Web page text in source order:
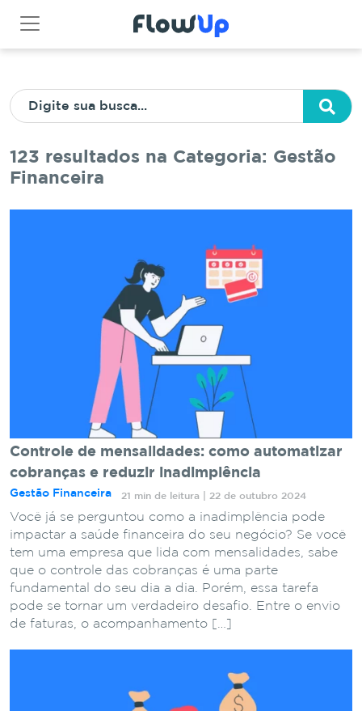
123 resultados na Categoria: Gestão
Financeira
Controle de mensalidades: como automatizar
cobranças e reduzir inadimplência
Gestão Financeira 21 min de leitura | 22 de outubro 2024
Você já se perguntou como a inadimplência pode
impactar a saúde financeira do seu negócio? Se você
tem uma empresa que lida com mensalidades, sabe
que o controle das cobranças é uma parte
fundamental do seu dia a dia. Porém, essa tarefa
pode se tornar um verdadeiro desafio. Entre o envio
de faturas, o acompanhamento […]